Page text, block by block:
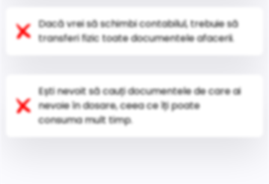
Dacă vrei să schimbi contabilul, trebuie să
transferi fizic toate documentele afacerii.
Ești nevoit să cauți documentele de care ai
nevoie în dosare, ceea ce îți poate
consuma mult timp.